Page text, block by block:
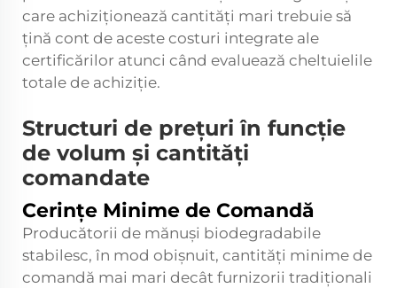
care achiziționează cantități mari trebuie să
țină cont de aceste costuri integrate ale
certificărilor atunci când evaluează cheltuielile
totale de achiziție.
Structuri de prețuri în funcție
de volum și cantități
comandate
Cerințe Minime de Comandă
Producătorii de mănuși biodegradabile
stabilesc, în mod obișnuit, cantități minime de
comandă mai mari decât furnizorii tradiționali